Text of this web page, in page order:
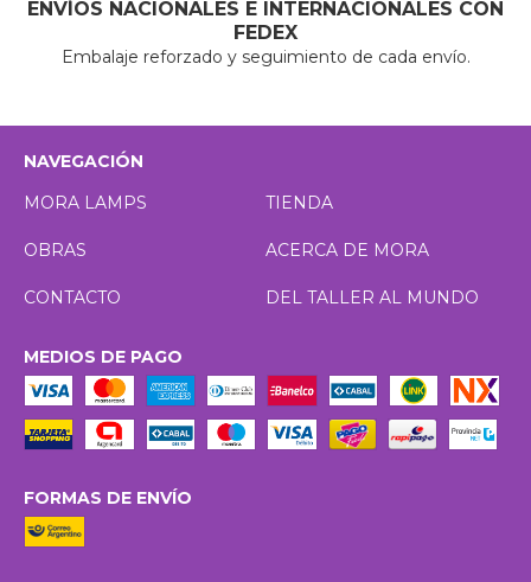
ENVÍOS NACIONALES E INTERNACIONALES CON
FEDEX
Embalaje reforzado y seguimiento de cada envío.
NAVEGACIÓN
MORA LAMPS
TIENDA
OBRAS ACERCA DE MORA
CONTACTO DEL TALLER AL MUNDO
MEDIOS DE PAGO
FORMAS DE ENVÍO